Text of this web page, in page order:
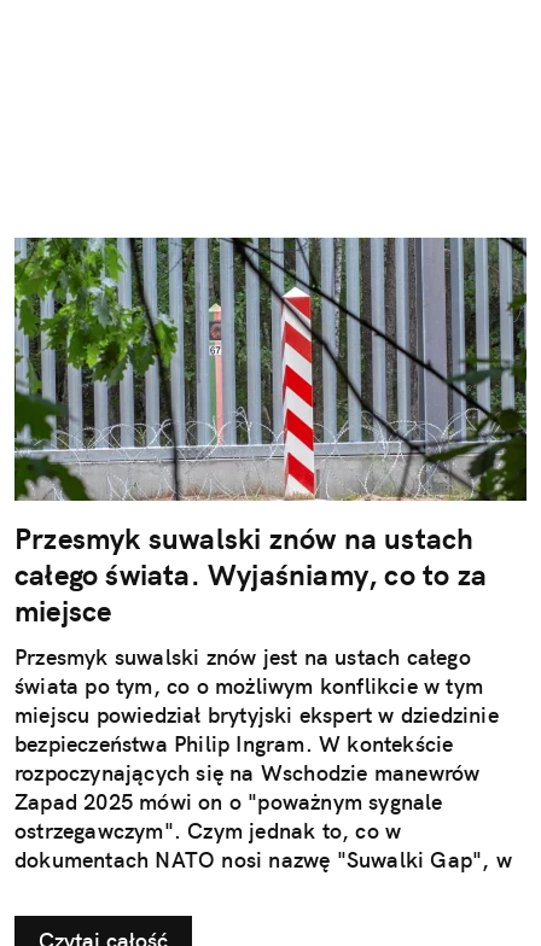
Przesmyk suwalski znów na ustach
całego świata. Wyjaśniamy, co to za
miejsce
Przesmyk suwalski znów jest na ustach całego
świata po tym, co o możliwym konflikcie w tym
miejscu powiedział brytyjski ekspert w dziedzinie
bezpieczeństwa Philip Ingram. W kontekście
rozpoczynających się na Wschodzie manewrów
Zapad 2025 mówi on o "poważnym sygnale
ostrzegawczym". Czym jednak to, co w
dokumentach NATO nosi nazwę "Suwalki Gap", w